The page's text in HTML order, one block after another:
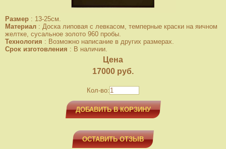
Размер : 13-25см.
Материал : Доска липовая с левкасом, темперные краски на яичном
желтке, сусальное золото 960 пробы.
Технология : Возможно написание в других размерах.
Срок изготовления : В наличии.
Цена
17000 руб.
Кол-во:
ДОБАВИТЬ В КОРЗИНУ
ОСТАВИТЬ ОТЗЫВ